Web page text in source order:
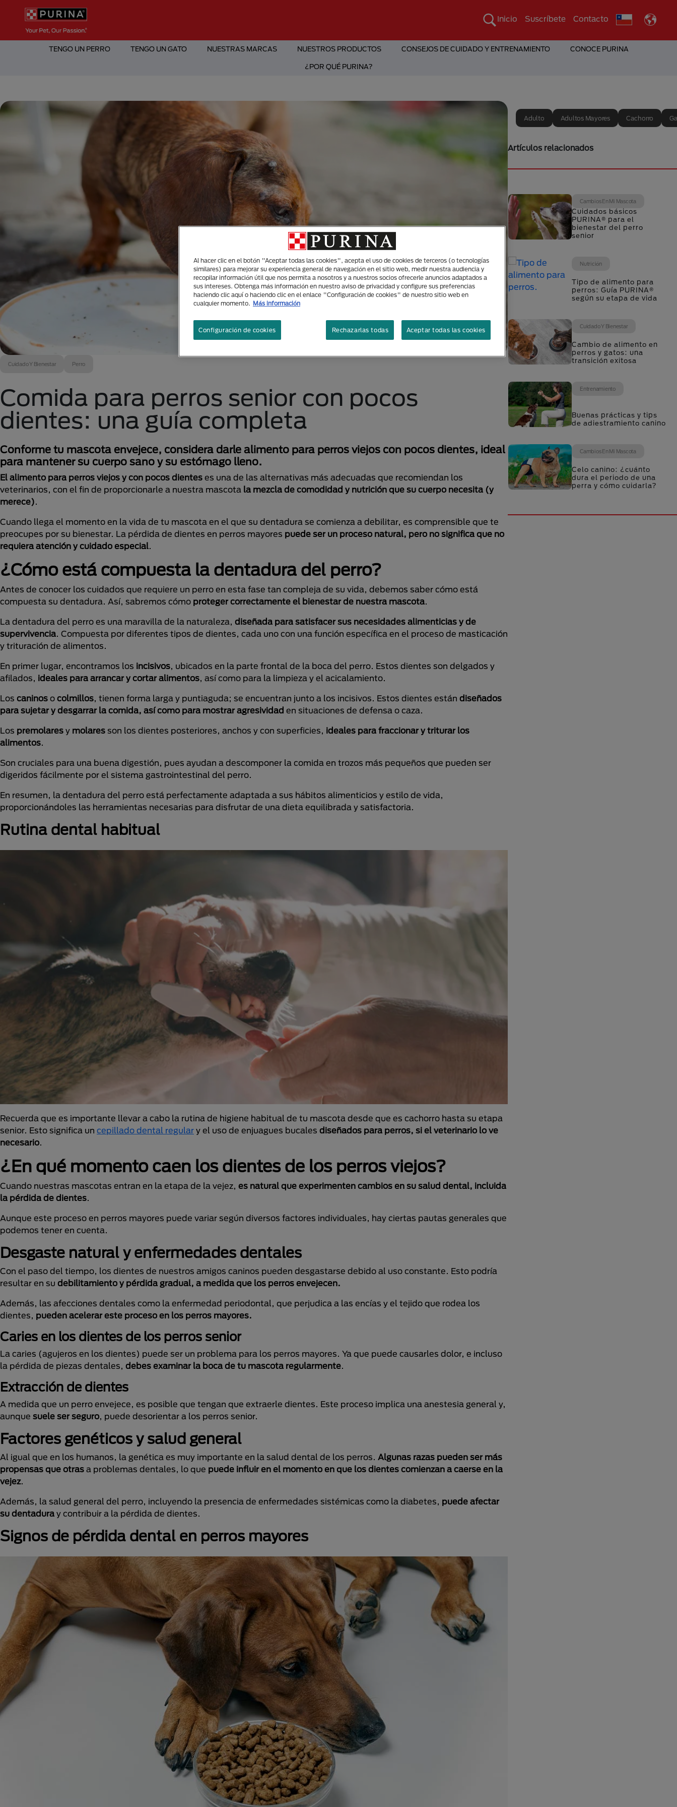
Pasar al contenido principal
Menú Secundario Purina
Inicio Suscríbete Contacto
Menú Principal Purina
TENGO UN PERRO TENGO UN GATO NUESTRAS MARCAS NUESTROS PRODUCTOS CONSEJOS DE CUIDADO Y ENTRENAMIENTO CONOCE PURINA
¿POR QUÉ PURINA?
Cuidado Y Bienestar Perro
Comida para perros senior con pocos
dientes: una guía completa
Conforme tu mascota envejece, considera darle alimento para perros viejos con pocos dientes, ideal
para mantener su cuerpo sano y su estómago lleno.
El alimento para perros viejos y con pocos dientes es una de las alternativas más adecuadas que recomiendan los
veterinarios, con el fin de proporcionarle a nuestra mascota la mezcla de comodidad y nutrición que su cuerpo necesita (y
merece).
Cuando llega el momento en la vida de tu mascota en el que su dentadura se comienza a debilitar, es comprensible que te
preocupes por su bienestar. La pérdida de dientes en perros mayores puede ser un proceso natural, pero no significa que no
requiera atención y cuidado especial.
¿Cómo está compuesta la dentadura del perro?
Antes de conocer los cuidados que requiere un perro en esta fase tan compleja de su vida, debemos saber cómo está
compuesta su dentadura. Así, sabremos cómo proteger correctamente el bienestar de nuestra mascota.
La dentadura del perro es una maravilla de la naturaleza, diseñada para satisfacer sus necesidades alimenticias y de
supervivencia. Compuesta por diferentes tipos de dientes, cada uno con una función específica en el proceso de masticación
y trituración de alimentos.
En primer lugar, encontramos los incisivos, ubicados en la parte frontal de la boca del perro. Estos dientes son delgados y
afilados, ideales para arrancar y cortar alimentos, así como para la limpieza y el acicalamiento.
Los caninos o colmillos, tienen forma larga y puntiaguda; se encuentran junto a los incisivos. Estos dientes están diseñados
para sujetar y desgarrar la comida, así como para mostrar agresividad en situaciones de defensa o caza.
Los premolares y molares son los dientes posteriores, anchos y con superficies, ideales para fraccionar y triturar los
alimentos.
Son cruciales para una buena digestión, pues ayudan a descomponer la comida en trozos más pequeños que pueden ser
digeridos fácilmente por el sistema gastrointestinal del perro.
En resumen, la dentadura del perro está perfectamente adaptada a sus hábitos alimenticios y estilo de vida,
proporcionándoles las herramientas necesarias para disfrutar de una dieta equilibrada y satisfactoria.
Rutina dental habitual
Recuerda que es importante llevar a cabo la rutina de higiene habitual de tu mascota desde que es cachorro hasta su etapa
senior. Esto significa un cepillado dental regular y el uso de enjuagues bucales diseñados para perros, si el veterinario lo ve
necesario.
¿En qué momento caen los dientes de los perros viejos?
Cuando nuestras mascotas entran en la etapa de la vejez, es natural que experimenten cambios en su salud dental, incluida
la pérdida de dientes.
Aunque este proceso en perros mayores puede variar según diversos factores individuales, hay ciertas pautas generales que
podemos tener en cuenta.
Desgaste natural y enfermedades dentales
Con el paso del tiempo, los dientes de nuestros amigos caninos pueden desgastarse debido al uso constante. Esto podría
resultar en su debilitamiento y pérdida gradual, a medida que los perros envejecen.
Además, las afecciones dentales como la enfermedad periodontal, que perjudica a las encías y el tejido que rodea los
dientes, pueden acelerar este proceso en los perros mayores.
Caries en los dientes de los perros senior
La caries (agujeros en los dientes) puede ser un problema para los perros mayores. Ya que puede causarles dolor, e incluso
la pérdida de piezas dentales, debes examinar la boca de tu mascota regularmente.
Extracción de dientes
A medida que un perro envejece, es posible que tengan que extraerle dientes. Este proceso implica una anestesia general y,
aunque suele ser seguro, puede desorientar a los perros senior.
Factores genéticos y salud general
Al igual que en los humanos, la genética es muy importante en la salud dental de los perros. Algunas razas pueden ser más
propensas que otras a problemas dentales, lo que puede influir en el momento en que los dientes comienzan a caerse en la
vejez.
Además, la salud general del perro, incluyendo la presencia de enfermedades sistémicas como la diabetes, puede afectar
su dentadura y contribuir a la pérdida de dientes.
Signos de pérdida dental en perros mayores
Adulto Adultos Mayores Cachorro
Artículos relacionados
Cambios En Mi Mascota
Cuidados básicos
PURINA® para el
bienestar del perro
senior
Nutrición
Tipo de alimento para
perros: Guía PURINA®
según su etapa de vida
Cuidado Y Bienestar
Cambio de alimento en
perros y gatos: una
transición exitosa
Entrenamiento
Buenas prácticas y tips
de adiestramiento canino
Cambios En Mi Mascota
Celo canino: ¿cuánto
dura el periodo de una
perra y cómo cuidarla?
Al hacer clic en el botón "Aceptar todas las cookies", acepta el uso de cookies de terceros (o tecnologías
similares) para mejorar su experiencia general de navegación en el sitio web, medir nuestra audiencia y
recopilar información útil que nos permita a nosotros y a nuestros socios ofrecerle anuncios adaptados a
sus intereses. Obtenga más información en nuestro aviso de privacidad y configure sus preferencias
haciendo clic aquí o haciendo clic en el enlace "Configuración de cookies" de nuestro sitio web en
cualquier momento. Más información
Rechazarlas todas Aceptar todas las cookies
Configuración de cookies